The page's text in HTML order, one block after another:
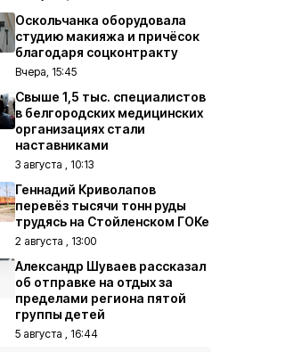
Оскольчанка оборудовала
студию макияжа и причёсок
благодаря соцконтракту
Вчера, 15:45
Свыше 1,5 тыс. специалистов
в белгородских медицинских
организациях стали
наставниками
3 августа , 10:13
Геннадий Криволапов
перевёз тысячи тонн руды
трудясь на Стойленском ГОКе
2 августа , 13:00
Александр Шуваев рассказал
об отправке на отдых за
пределами региона пятой
группы детей
5 августа , 16:44